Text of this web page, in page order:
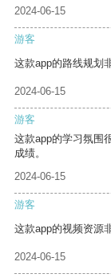
2024-06-15
游客
这款app的路线规划
2024-06-15
游客
这款app的学习氛围
成绩。
2024-06-15
游客
这款app的视频资源
2024-06-15